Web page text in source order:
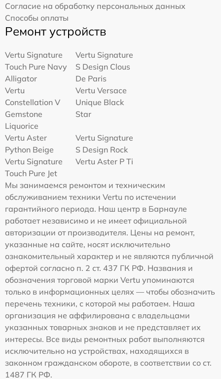
Согласие на обработку персональных данных
Способы оплаты
Ремонт устройств
Vertu Signature
Touch Pure Navy
Alligator
Vertu Signature
S Design Clous
De Paris
Vertu
Constellation V
Gemstone
Liquorice
Vertu Versace
Unique Black
Star
Vertu Aster
Python Beige
Vertu Signature
S Design Rock
Vertu Signature
Touch Pure Jet
Vertu Aster P Ti
Мы занимаемся ремонтом и техническим
обслуживанием техники Vertu по истечении
гарантийного периода. Наш центр в Барнауле
работает независимо и не имеет официальной
авторизации от производителя. Цены на ремонт,
указанные на сайте, носят исключительно
ознакомительный характер и не являются публичной
офертой согласно п. 2 ст. 437 ГК РФ. Названия и
обозначения торговой марки Vertu упоминаются
только в информационных целях — чтобы обозначить
перечень техники, с которой мы работаем. Наша
организация не аффилирована с владельцами
указанных товарных знаков и не представляет их
интересы. Все виды ремонтных работ выполняются
исключительно на устройствах, находящихся в
законном гражданском обороте, в соответствии со ст.
1487 ГК РФ.